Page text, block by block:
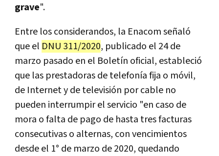
grave".
Entre los considerandos, la Enacom señaló
que el DNU 311/2020, publicado el 24 de
marzo pasado en el Boletín oficial, estableció
que las prestadoras de telefonía fija o móvil,
de Internet y de televisión por cable no
pueden interrumpir el servicio "en caso de
mora o falta de pago de hasta tres facturas
consecutivas o alternas, con vencimientos
desde el 1° de marzo de 2020, quedando